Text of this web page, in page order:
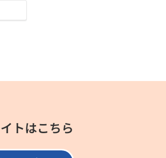
トはこちら